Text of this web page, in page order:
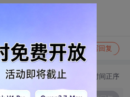
写回复
切换为时间正序